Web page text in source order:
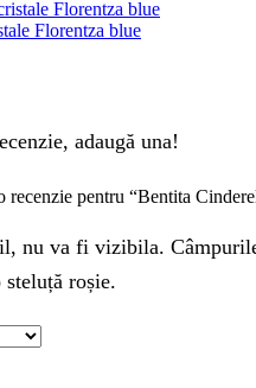
Florentza blue
adaugă una!
recenzie pentru “Bentita
nu va fi vizibila.
steluță roșie.